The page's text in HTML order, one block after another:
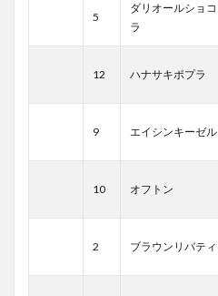
5
ダリオールショコ
ラ
12 ハナサキポプラ
9 エイシンキーゼル
10 オフトン
2 ブラウンリバティ